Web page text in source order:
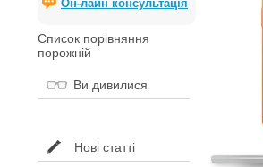
Он-лайн консультація
Список порівняння
порожній
Ви дивилися
Нові статті